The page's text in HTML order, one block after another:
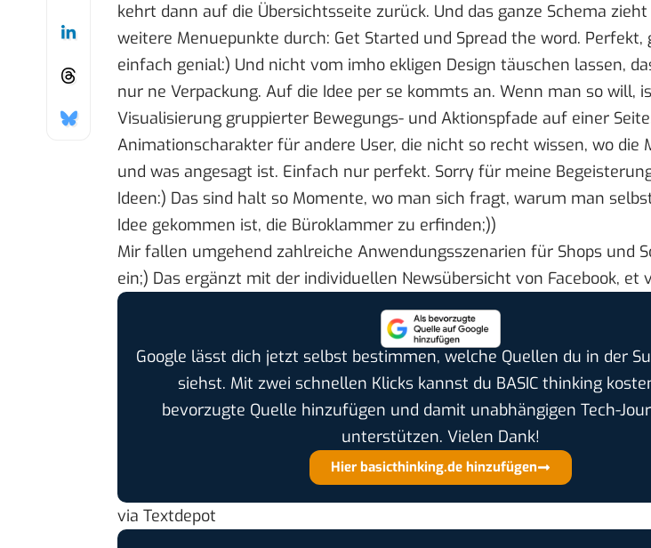
kehrt dann auf die Übersichtsseite zurück. Und das ganze Schema
weitere Menuepunkte durch: Get Started und Spread the word. Perfekt,
einfach genial:) Und nicht vom imho ekligen Design täuschen lassen,
nur ne Verpackung. Auf die Idee per se kommts an. Wenn man so will,
Visualisierung gruppierter Bewegungs- und Aktionspfade auf einer
Animationscharakter für andere User, die nicht so recht wissen, wo die
und was angesagt ist. Einfach nur perfekt. Sorry für meine
Ideen:) Das sind halt so Momente, wo man sich fragt, warum man
Idee gekommen ist, die Büroklammer zu erfinden;))
Mir fallen umgehend zahlreiche Anwendungsszenarien für Shops und
ein;) Das ergänzt mit der individuellen Newsübersicht von Facebook, et
Google lässt dich jetzt selbst bestimmen, welche Quellen du in der
siehst. Mit zwei schnellen Klicks kannst du BASIC thinking
bevorzugte Quelle hinzufügen und damit unabhängigen Tech-
unterstützen. Vielen Dank!
Hier basicthinking.de hinzufügen
via Textdepot